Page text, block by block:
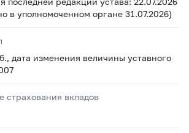
в уполномоченном органе 31.07.2026)
дата изменения величины уставного
страхования вкладов